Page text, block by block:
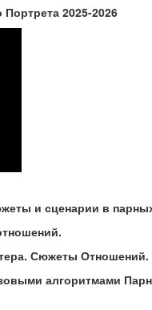
Портрета 2025-2026
и сценарии в
Сюжеты Отношений.
алгоритмами